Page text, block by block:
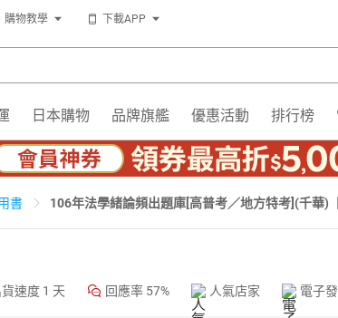
購物教學 下載APP
日本購物 品牌旗艦 優惠活動 排行榜
書 106年法學緒論頻出題庫[高普考／地方特考](千華)
貨速度 1 天 回應率 57% 人氣店家 電子